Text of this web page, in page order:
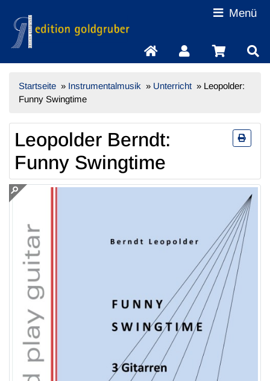
Menü
Startseite » Instrumentalmusik » Unterricht » Leopolder:
Funny Swingtime
Leopolder Berndt:
Funny Swingtime